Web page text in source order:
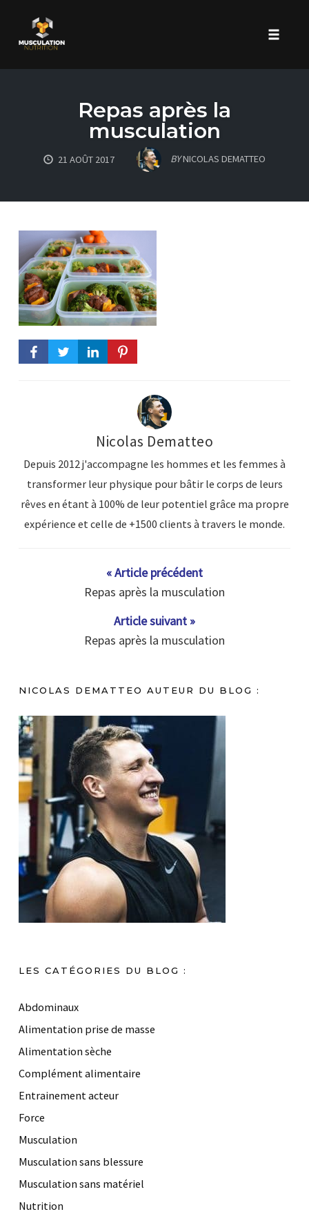
Repas après la
musculation
21 AOÛT 2017 BYNICOLAS DEMATTEO
Nicolas Dematteo
Depuis 2012 j'accompagne les hommes et les femmes à
transformer leur physique pour bâtir le corps de leurs
rêves en étant à 100% de leur potentiel grâce ma propre
expérience et celle de +1500 clients à travers le monde.
« Article précédent
Repas après la musculation
Article suivant »
Repas après la musculation
NICOLAS DEMATTEO AUTEUR DU BLOG :
LES CATÉGORIES DU BLOG :
Abdominaux
Alimentation prise de masse
Alimentation sèche
Complément alimentaire
Entrainement acteur
Force
Musculation
Musculation sans blessure
Musculation sans matériel
Nutrition